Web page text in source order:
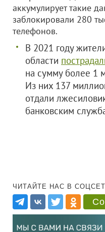
аккумулирует такие
заблокировали 280
телефонов.
В 2021 году
области
на сумму более 1
Из них 137
отдали
банковским
ЧИТАЙТЕ НАС В